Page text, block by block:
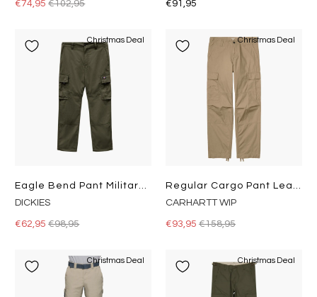
€74,95€102,95 €91,95
Christmas Deal
DICKIES
€62,95€98,95
Christmas Deal
CARHARTT WIP
€93,95 €158,95
Christmas Deal Christmas Deal